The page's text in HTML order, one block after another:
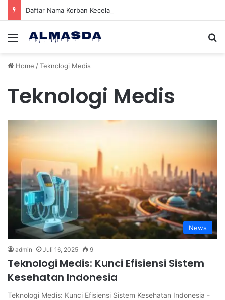
Menu
Home /Teknologi Medis
Teknologi Medis
News
admin Juli 16, 2025 9
Teknologi Medis: Kunci Efisiensi Sistem
Kesehatan Indonesia
Teknologi Medis: Kunci Efisiensi Sistem Kesehatan Indonesia -